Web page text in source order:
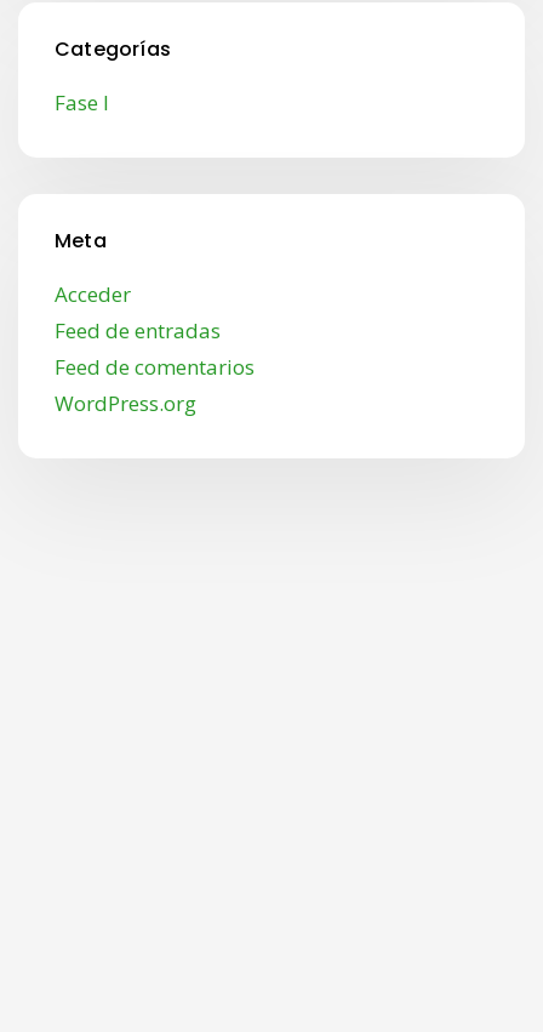
Categorías
Fase I
Meta
Acceder
Feed de entradas
Feed de comentarios
WordPress.org